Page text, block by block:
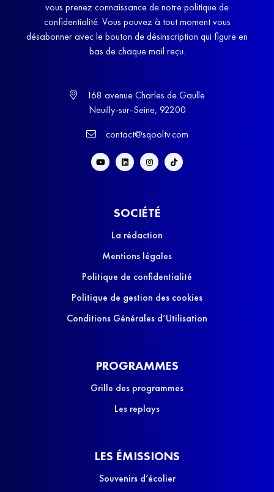
vous prenez connaissance de notre politique de
confidentialité. Vous pouvez à tout moment vous
désabonner avec le bouton de désinscription qui figure en
bas de chaque mail reçu.
168 avenue Charles de Gaulle
Neuilly-sur-Seine, 92200
contact@sqooltv.com
SOCIÉTÉ
La rédaction
Mentions légales
Politique de confidentialité
Politique de gestion des cookies
Conditions Générales d’Utilisation
PROGRAMMES
Grille des programmes
Les replays
LES ÉMISSIONS
Souvenirs d’écolier